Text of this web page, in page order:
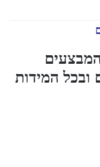
ובכל המידות